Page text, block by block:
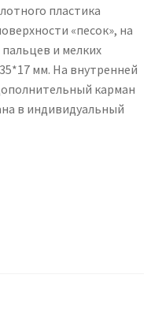
пластика
«песок», на
и мелких
мм. На внутренней
карман
в индивидуальный